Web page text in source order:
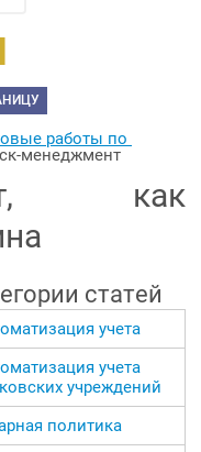
работы по
менеджмент
как
статей
учета
учета
учреждений
политика